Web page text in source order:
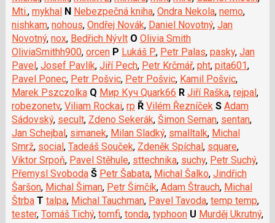
Mti., mykhal N Nebezpečná kniha, Ondra Nekola, nemo,
nishkam, nohous, Ondřej Novák, Daniel Novotný, Jan
Novotný, nox, Bedřich Nývlt O Olivia Smith
OliviaSmithh900, orcen P Lukáš P., Petr Palas, pasky, Jan
Pavel, Josef Pavlík, Jiří Pech, Petr Krčmář, pht, pita601,
Pavel Ponec, Petr Pošvic, Petr Pošvic, Kamil Pošvic,
Marek Pszczolka Q Мир Куч Quark66 R Jiří Raška, rejpal,
robezonetv, Viliam Rockai, rp Ř Vilém Řezníček S Adam
Sádovský, secult, Zdeno Sekerák, Šimon Seman, sentan,
Jan Schejbal, simanek, Milan Sladký, smalltalk, Michal
Smrž, social, Tadeáš Souček, Zdeněk Spíchal, square,
Viktor Srpoň, Pavel Stěhule, sttechnika, suchy, Petr Suchý,
Přemysl Svoboda Š Petr Šabata, Michal Šalko, Jindřich
Šaršon, Michal Šiman, Petr Šimčík, Adam Štrauch, Michal
Štrba T talpa, Michal Tauchman, Pavel Tavoda, temp temp,
tester, Tomáš Tichý, tomfi, tonda, typhoon U Murděj Ukrutný,